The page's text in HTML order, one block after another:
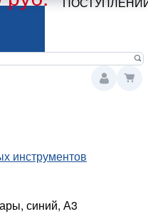
инструментов
синий, А3